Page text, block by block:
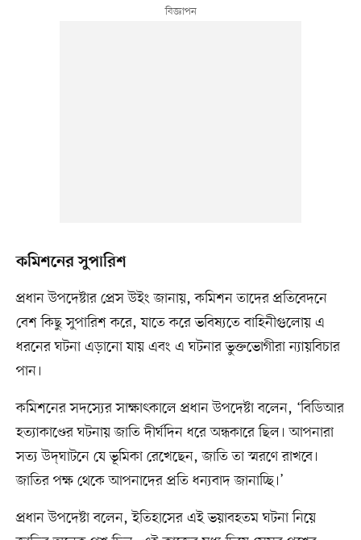
কমিশনের সুপারিশ
প্রধান উপদেষ্টার প্রেস উইং জানায়, কমিশন তাদের প্রতিবেদনে
বেশ কিছু সুপারিশ করে, যাতে করে ভবিষ্যতে বাহিনীগুলোয় এ
ধরনের ঘটনা এড়ানো যায় এবং এ ঘটনার ভুক্তভোগীরা ন্যায়বিচার
পান।
কমিশনের সদস্যের সাক্ষাৎকালে প্রধান উপদেষ্টা বলেন, ‘বিডিআর
হত্যাকাণ্ডের ঘটনায় জাতি দীর্ঘদিন ধরে অন্ধকারে ছিল। আপনারা
সত্য উদ্‌ঘাটনে যে ভূমিকা রেখেছেন, জাতি তা স্মরণে রাখবে।
জাতির পক্ষ থেকে আপনাদের প্রতি ধন্যবাদ জানাচ্ছি।’
প্রধান উপদেষ্টা বলেন, ইতিহাসের এই ভয়াবহতম ঘটনা নিয়ে